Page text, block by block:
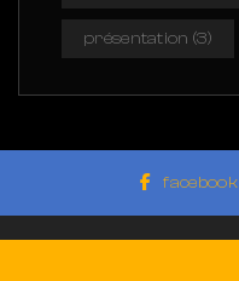
présentation (3)
facebook